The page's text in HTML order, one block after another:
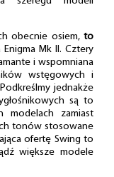
obecnie osiem, to
Mk II. Cztery
i wspomniana
wstęgowych i
jednakże
są to
modelach zamiast
tonów stosowane
ofertę Swing to
większe modele